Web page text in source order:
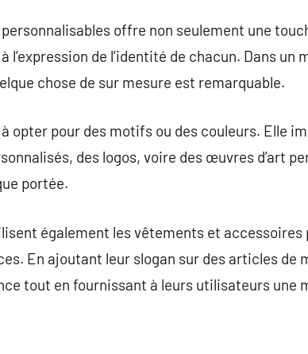
offre non seulement une
l’expression de l’identité de chacun. Dans un
chose de sur mesure est remarquable.
opter pour des motifs ou des couleurs. Elle
des logos, voire des œuvres d’art
portée.
également les vêtements et accessoires
En ajoutant leur slogan sur des articles de
tout en fournissant à leurs utilisateurs une